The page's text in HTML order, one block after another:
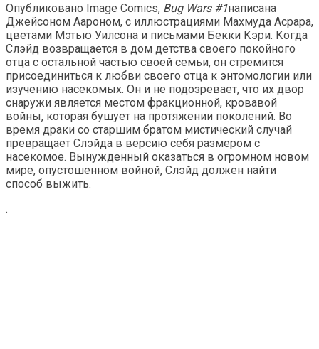
Опубликовано Image Comics, Bug Wars #1написана
Джейсоном Аароном, с иллюстрациями Махмуда Асрара,
цветами Мэтью Уилсона и письмами Бекки Кэри. Когда
Слэйд возвращается в дом детства своего покойного
отца с остальной частью своей семьи, он стремится
присоединиться к любви своего отца к энтомологии или
изучению насекомых. Он и не подозревает, что их двор
снаружи является местом фракционной, кровавой
войны, которая бушует на протяжении поколений. Во
время драки со старшим братом мистический случай
превращает Слэйда в версию себя размером с
насекомое. Вынужденный оказаться в огромном новом
мире, опустошенном войной, Слэйд должен найти
способ выжить.
.